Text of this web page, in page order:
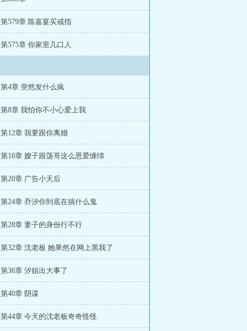
第579章 陈嘉宴买戒指
第575章 你家里几口人
第4章 突然发什么疯
第8章 我怕你不小心爱上我
第12章 我要跟你离婚
第16章 嫂子跟荡哥这么恩爱缠绵
第20章 广告小天后
第24章 乔汐你到底在搞什么鬼
第28章 妻子的身份行不行
第32章 沈老板 她果然在网上黑我了
第36章 汐姐出大事了
第40章 阴谋
第44章 今天的沈老板奇奇怪怪